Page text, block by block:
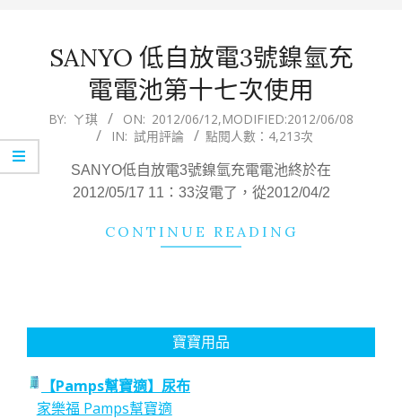
SANYO 低自放電3號鎳氫充
電電池第十七次使用
2012-
BY: ㄚ琪 ON: 2012/06/12,MODIFIED:2012/06/08
IN: 試用評論 點閱人數：4,213次
SANYO低自放電3號鎳氫充電電池終於在
2012/05/17 11：33沒電了，從2012/04/2
CONTINUE READING
寶寶用品
【Pamps幫寶適】尿布
家樂福 Pamps幫寶適